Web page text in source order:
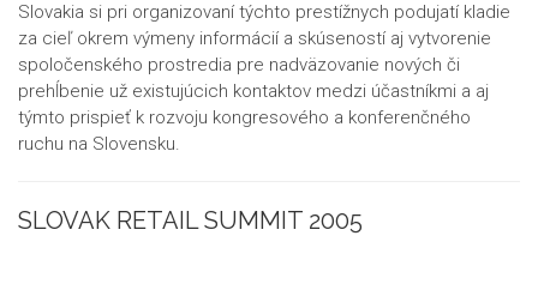
Slovakia si pri organizovaní týchto prestížnych podujatí kladie
za cieľ okrem výmeny informácií a skúseností aj vytvorenie
spoločenského prostredia pre nadväzovanie nových či
prehĺbenie už existujúcich kontaktov medzi účastníkmi a aj
týmto prispieť k rozvoju kongresového a konferenčného
ruchu na Slovensku.
SLOVAK RETAIL SUMMIT 2005